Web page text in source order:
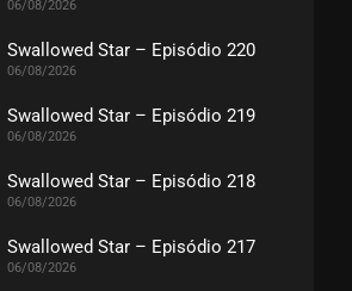
dezembro 16, 2025
06/08/2026
Swallowed Star – Episódio 220
06/08/2026
Swallowed Star – Episódio 219
06/08/2026
Swallowed Star – Episódio 218
06/08/2026
Swallowed Star – Episódio 217
06/08/2026